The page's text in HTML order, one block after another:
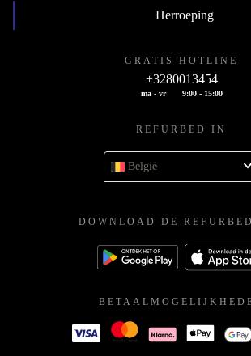
Herroeping
GRATIS HOTLINE
+3280013454
ma - vr 9:00 - 15:00
REFURBED IN
België
DOWNLOAD DE